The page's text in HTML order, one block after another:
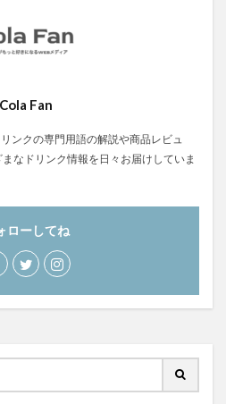
Cola Fan
ンクの専門用語の解説や商品レビュ
なドリンク情報を日々お届けしていま
ローしてね